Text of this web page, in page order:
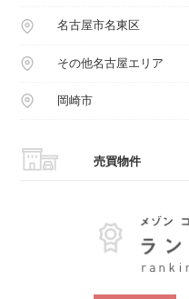
名古屋市名東区
その他名古屋エリア
岡崎市
売買物件